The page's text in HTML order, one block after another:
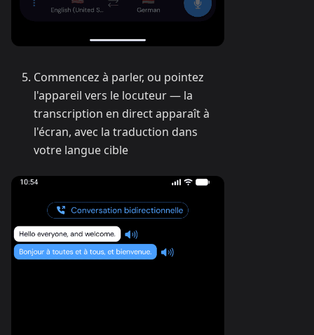
Commencez à parler, ou pointez
l'appareil vers le locuteur — la
transcription en direct apparaît à
l'écran, avec la traduction dans
votre langue cible